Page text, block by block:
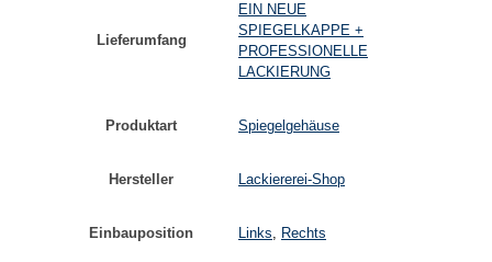
Lieferumfang
EIN NEUE
SPIEGELKAPPE +
PROFESSIONELLE
LACKIERUNG
Produktart Spiegelgehäuse
Hersteller Lackiererei-Shop
Einbauposition Links, Rechts